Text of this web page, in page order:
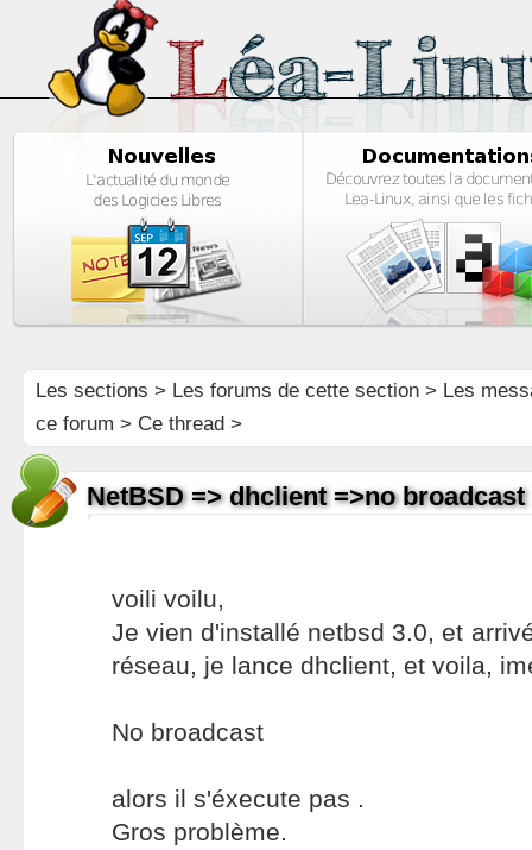
Les sections > Les forums de cette section> Les
ce forum > Ce thread >
NetBSD => dhclient =>no broadcast
voili voilu,
Je vien d'installé netbsd 3.0, et
réseau, je lance dhclient, et voila,
No broadcast
alors il s'éxecute pas .
Gros problème.